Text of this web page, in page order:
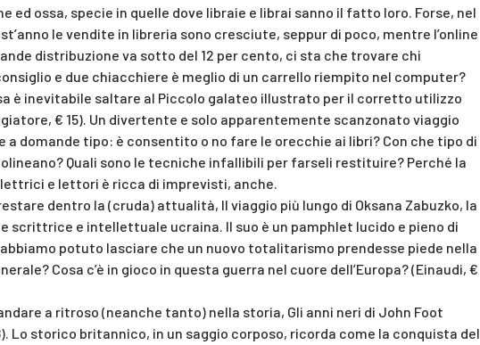
ed ossa, specie in quelle dove libraie e librai sanno il fatto loro. Forse, nel
le vendite in libreria sono cresciute, seppur di poco, mentre l’online
distribuzione va sotto del 12 per cento, ci sta che trovare chi
e due chiacchiere è meglio di un carrello riempito nel computer?
è inevitabile saltare al Piccolo galateo illustrato per il corretto utilizzo
€ 15). Un divertente e solo apparentemente scanzonato viaggio
a domande tipo: è consentito o no fare le orecchie ai libri? Con che tipo di
Quali sono le tecniche infallibili per farseli restituire? Perché la
e lettori è ricca di imprevisti, anche.
dentro la (cruda) attualità, Il viaggio più lungo di Oksana Zabuzko, la
scrittrice e intellettuale ucraina. Il suo è un pamphlet lucido e pieno di
potuto lasciare che un nuovo totalitarismo prendesse piede nella
Cosa c’è in gioco in questa guerra nel cuore dell’Europa? (Einaudi, €
a ritroso (neanche tanto) nella storia, Gli anni neri di John Foot
Lo storico britannico, in un saggio corposo, ricorda come la conquista del